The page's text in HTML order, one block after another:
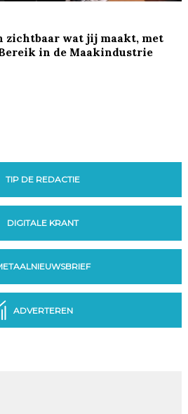
zichtbaar wat jij maakt, met
in de Maakindustrie
TIP DE REDACTIE
DIGITALE KRANT
ADVERTEREN